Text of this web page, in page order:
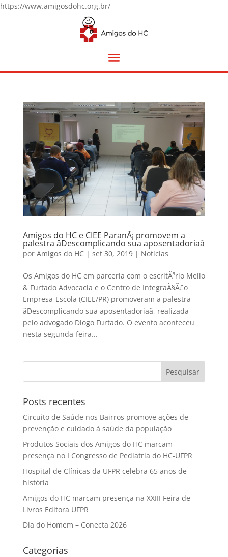
https://www.amigosdohc.org.br/
Amigos do HC e CIEE ParanÃ¡ promovem a
palestra âDescomplicando sua aposentadoriaâ
por Amigos do HC | set 30, 2019| Notícias
Os Amigos do HC em parceria com o escritÃ³rio Mello
& Furtado Advocacia e o Centro de IntegraÃ§Ã£o
Empresa-Escola (CIEE/PR) promoveram a palestra
âDescomplicando sua aposentadoriaâ, realizada
pelo advogado Diogo Furtado. O evento aconteceu
nesta segunda-feira...
Posts recentes
Circuito de Saúde nos Bairros promove ações de
prevenção e cuidado à saúde da população
Produtos Sociais dos Amigos do HC marcam
presença no I Congresso de Pediatria do HC-UFPR
Hospital de Clínicas da UFPR celebra 65 anos de
história
Amigos do HC marcam presença na XXIII Feira de
Livros Editora UFPR
Dia do Homem – Conecta 2026
Categorias